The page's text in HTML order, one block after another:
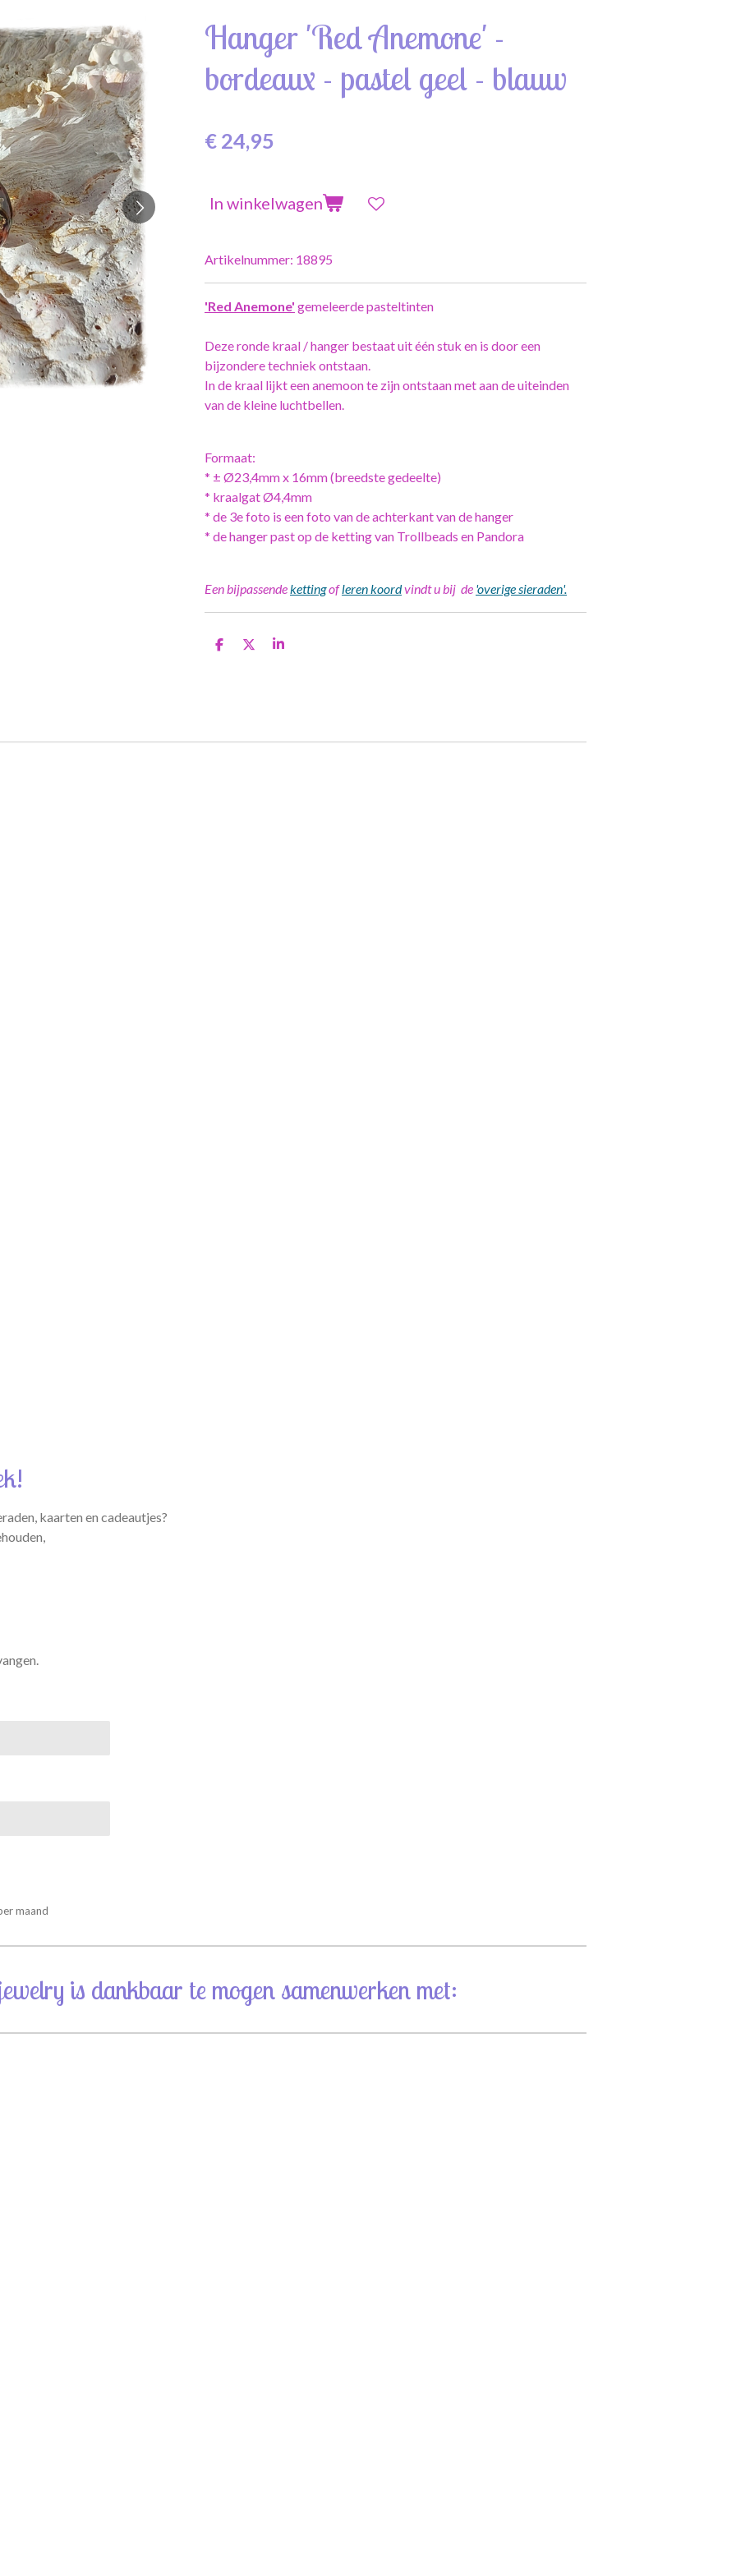
Hanger 'Red Anemone' -
bordeaux - pastel geel - blauw
€ 24,95
In winkelwagen
Artikelnummer: 18895
'Red Anemone' gemeleerde pasteltinten
Deze ronde kraal / hanger bestaat uit één stuk en is door een
bijzondere techniek ontstaan.
In de kraal lijkt een anemoon te zijn ontstaan met aan de uiteinden
van de kleine luchtbellen.
Formaat:
* ± Ø23,4mm x 16mm (breedste gedeelte)
* kraalgat Ø4,4mm
* de 3e foto is een foto van de achterkant van de hanger
* de hanger past op de ketting van Trollbeads en Pandora
Een bijpassende kettingofleren koordvindt u bij de 'overige sieraden'.
D
D
S
kaarten en cadeautjes?
maand
is dankbaar te mogen samenwerken met: